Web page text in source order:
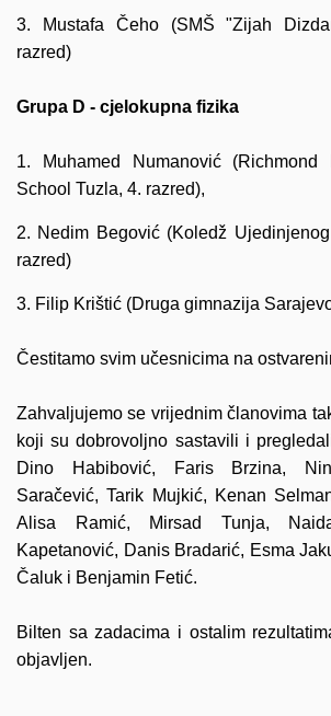
3. Mustafa Čeho (SMŠ "Zijah
razred)
Grupa D - cjelokupna fizika
1. Muhamed Numanović (Richmond
School Tuzla, 4. razred),
2. Nedim Begović (Koledž
razred)
3. Filip Krištić (Druga gimnazija
Čestitamo svim učesnicima na
Zahvaljujemo se vrijednim članovima
koji su dobrovoljno sastavili i
Dino Habibović, Faris Brzina,
Saračević, Tarik Mujkić, Kenan
Alisa Ramić, Mirsad Tunja,
Kapetanović, Danis Bradarić, Esma
Čaluk i Benjamin Fetić.
Bilten sa zadacima i ostalim
objavljen.